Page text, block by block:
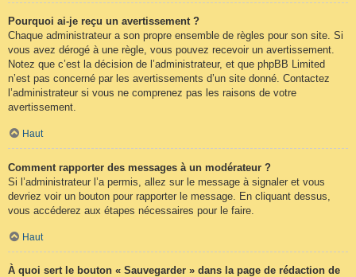
Pourquoi ai-je reçu un avertissement ?
Chaque administrateur a son propre ensemble de règles pour son site. Si
vous avez dérogé à une règle, vous pouvez recevoir un avertissement.
Notez que c’est la décision de l’administrateur, et que phpBB Limited
n’est pas concerné par les avertissements d’un site donné. Contactez
l’administrateur si vous ne comprenez pas les raisons de votre
avertissement.
Haut
Comment rapporter des messages à un modérateur ?
Si l’administrateur l’a permis, allez sur le message à signaler et vous
devriez voir un bouton pour rapporter le message. En cliquant dessus,
vous accéderez aux étapes nécessaires pour le faire.
Haut
À quoi sert le bouton « Sauvegarder » dans la page de rédaction de